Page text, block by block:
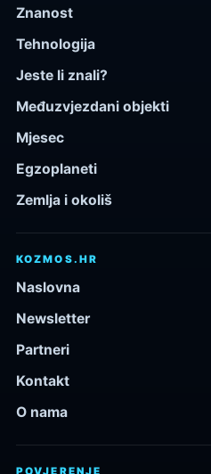
Znanost
Tehnologija
Jeste li znali?
Međuzvjezdani objekti
Mjesec
Egzoplaneti
Zemlja i okoliš
KOZMOS.HR
Naslovna
Newsletter
Partneri
Kontakt
O nama
POVJERENJE